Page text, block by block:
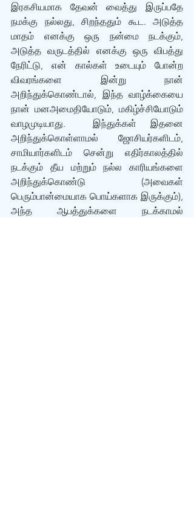
இரகசியமாக தேவன் வைத்து இருப்பதே
நமக்கு நல்லது, சிறந்ததும் கூட. அடுத்த
மாதம் எனக்கு ஒரு நன்மை நடக்கும்,
அடுத்த வருடத்தில் எனக்கு ஒரு விபத்து
நேரிட்டு, என் கால்கள் உடையும் போன்ற
விவரங்களை இன்று நான்
அறிந்துக்கொண்டால், இந்த வாழ்க்கையை
நான் மனஅமைதியோடும், மகிழ்ச்சியோடும்
வாழமுடியாது.  இந்துக்கள் இதனை
அறிந்துக்கொள்ளாமல் ஜோசியர்களிடம்,
சாமியார்களிடம் சென்று எதிர்காலத்தில்
நடக்கும் தீய மற்றும் நல்ல‌ காரியங்களை
அறிந்துக்கொண்டு (அவைகள்
பெரும்பான்மையாக பொய்களாக இருக்கும்),
அந்த ஆபத்துக்களை நடக்காமல்